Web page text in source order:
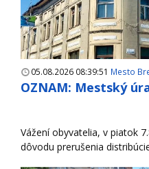
05.08.2026 08:39:51 Mesto
OZNAM: Mestský
Vážení obyvatelia, v piatok
dôvodu prerušenia